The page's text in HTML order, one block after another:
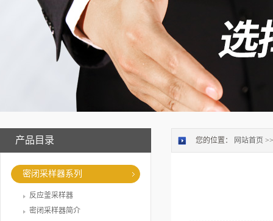
产品目录
密闭采样器系列
反应釜采样器
密闭采样器简介
您的位置： 网站首页